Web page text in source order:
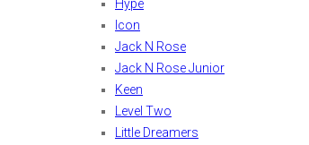
Hype
Icon
Jack N Rose
Jack N Rose Junior
Keen
Level Two
Little Dreamers